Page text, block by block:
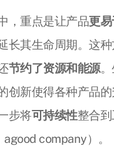
，重点是让产品更
长其生命周期。这
节约了资源和能源
创新使得各种产品
步将可持续性整合
agood company）。